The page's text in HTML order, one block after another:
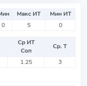
Макс ИТ
Мин ИТ
0 5 0
Ср ИТ
Соп
Ср. Т
1.25 3